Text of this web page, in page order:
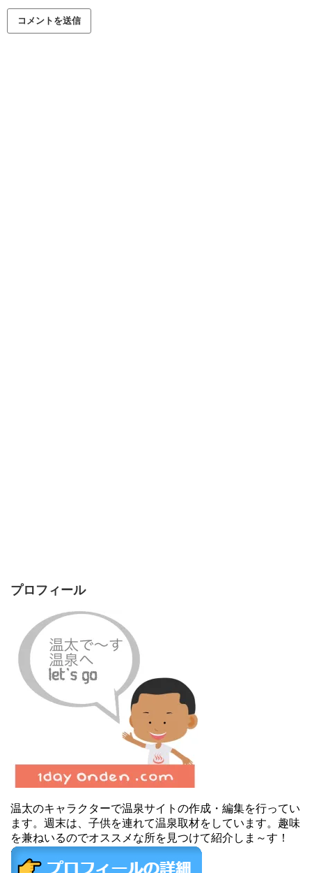
プロフィール
温太のキャラクターで温泉サイトの作成・編集を行ってい
ます。週末は、子供を連れて温泉取材をしています。趣味
を兼ねいるのでオススメな所を見つけて紹介しま～す！